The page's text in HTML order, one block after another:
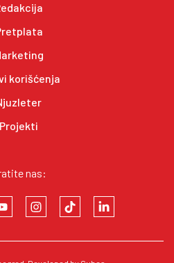
korišćenja
Projekti
nas: